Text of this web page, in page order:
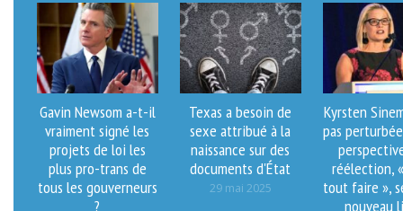
Gavin Newsom a-t-il
vraiment signé les
projets de loi les
plus pro-trans de
tous les gouverneurs
?
Texas a besoin de
sexe attribué à la
naissance sur des
documents d'État
29 mai 2025
Kyrsten
pas
réélection,
tout faire »,
nouveau